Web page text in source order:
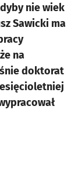
nie wiek
Sawicki ma
na
doktorat